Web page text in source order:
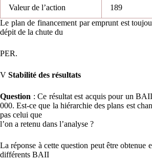
Valeur de l’action 189
Le plan de financement par emprunt est
dépit de la chute du
PER.
V Stabilité des résultats
Question : Ce résultat est acquis pour un
000. Est-ce que la hiérarchie des plans est
pas celui que
l’on a retenu dans l’analyse ?
La réponse à cette question peut être obtenue
différents BAII